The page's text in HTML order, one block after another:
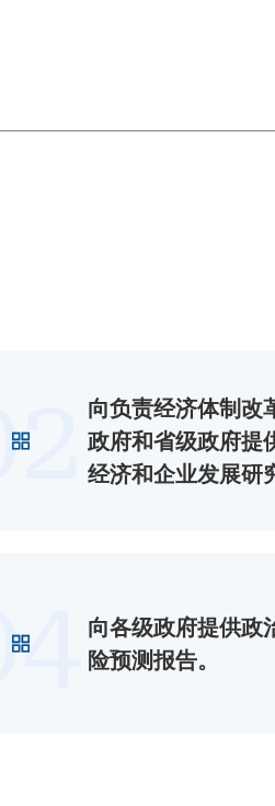
向负责经济体制改
政府和省级政府提
经济和企业发展研
向各级政府提供政
险预测报告。